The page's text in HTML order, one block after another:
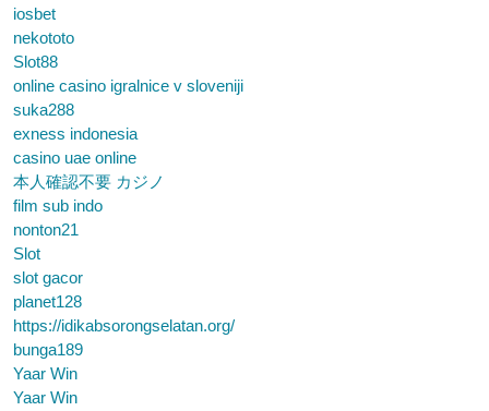
iosbet
nekototo
Slot88
online casino igralnice v sloveniji
suka288
exness indonesia
casino uae online
本人確認不要 カジノ
film sub indo
nonton21
Slot
slot gacor
planet128
https://idikabsorongselatan.org/
bunga189
Yaar Win
Yaar Win